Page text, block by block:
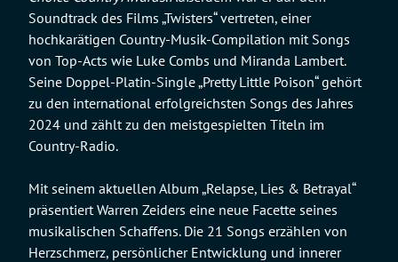
Soundtrack des Films „Twisters“ vertreten, einer
hochkarätigen Country-Musik-Compilation mit Songs
von Top-Acts wie Luke Combs und Miranda Lambert.
Seine Doppel-Platin-Single „Pretty Little Poison“ gehört
zu den international erfolgreichsten Songs des Jahres
2024 und zählt zu den meistgespielten Titeln im
Country-Radio.
Mit seinem aktuellen Album „Relapse, Lies & Betrayal“
präsentiert Warren Zeiders eine neue Facette seines
musikalischen Schaffens. Die 21 Songs erzählen von
Herzschmerz, persönlicher Entwicklung und innerer